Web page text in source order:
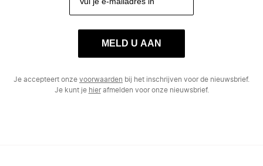
MELD U AAN
Je accepteert onze voorwaarden bij het inschrijven voor de nieuwsbrief.
Je kunt je hierafmelden voor onze nieuwsbrief.